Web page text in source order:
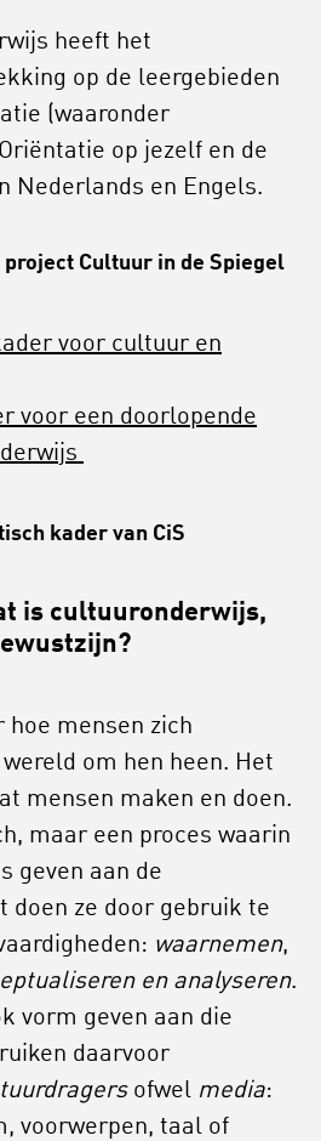
heeft het
op de leergebieden
(waaronder
op jezelf en de
Nederlands en Engels.
project Cultuur in de Spiegel
voor cultuur en
voor een doorlopende
kader van CiS
is cultuuronderwijs,
hoe mensen zich
om hen heen. Het
mensen maken en doen.
maar een proces waarin
geven aan de
doen ze door gebruik te
waarnemen,
en analyseren.
vorm geven aan die
daarvoor
ofwel media:
voorwerpen, taal of